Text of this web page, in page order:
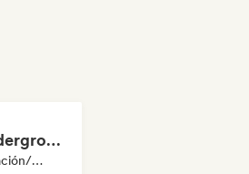
Global Rock Underground
Medios De Comunicación/Periodista